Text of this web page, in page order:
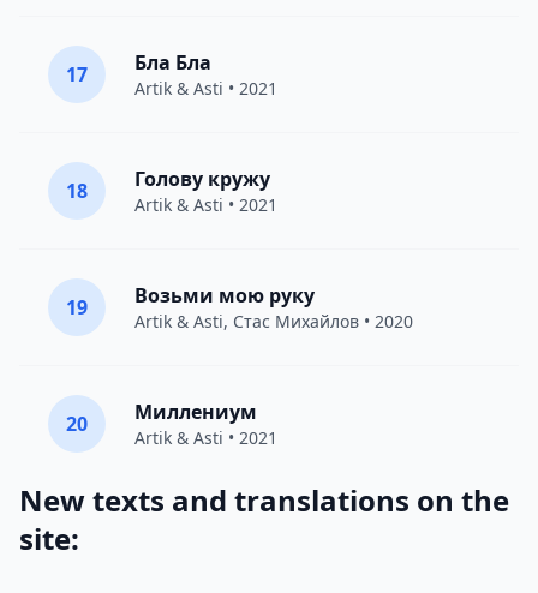
17 Бла Бла
Artik & Asti • 2021
18 Голову кружу
Artik & Asti • 2021
19 Возьми мою руку
Artik & Asti, Стас Михайлов • 2020
20 Миллениум
Artik & Asti • 2021
New texts and translations on the
site: